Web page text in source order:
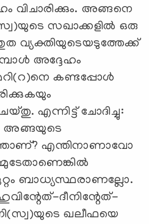
വിചാരിക്കും. അങ്ങനെ
സഖാക്കളില്‍ ഒരു
വ്യക്തിയുടെയടുത്തേക്ക്
അദ്ദേഹം
കണ്ടപ്പോള്‍
എന്നിട്ട് ചോദിച്ചു:
അങ്ങയുടെ
എന്തിനാണാവോ
ബാധ്യസ്ഥരാണല്ലോ.
ദീനിന്റേത്-
ഖലീഫയെ